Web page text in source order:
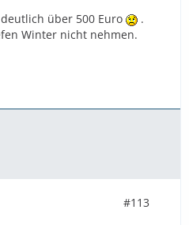
über 500 Euro
.
Winter nicht nehmen.
#113